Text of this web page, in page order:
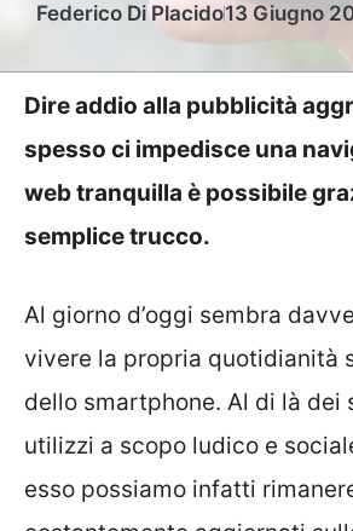
Federico Di Placido13 Giugno
Dire addio alla pubblicità
spesso ci impedisce una
web tranquilla è possibile
semplice trucco.
Al giorno d’oggi sembra
vivere la propria quotidianità
dello smartphone. Al di là dei
utilizzi a scopo ludico e
esso possiamo infatti